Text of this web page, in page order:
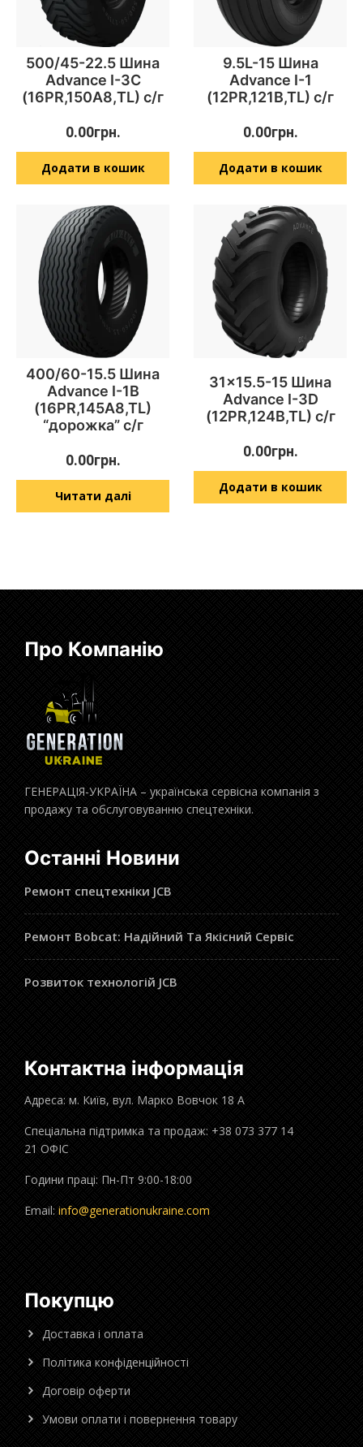
500/45-22.5 Шина
Advance I-3C
(16PR,150А8,TL) с/г
0.00грн.
Додати в кошик
9.5L-15 Шина
Advance I-1
(12PR,121B,TL) с/г
0.00грн.
Додати в кошик
400/60-15.5 Шина
Advance I-1B
(16PR,145A8,TL)
“дорожка” с/г
0.00грн.
Читати далі
31×15.5-15 Шина
Advance I-3D
(12PR,124B,TL) с/г
0.00грн.
Додати в кошик
Про Компанію
ГЕНЕРАЦІЯ-УКРАЇНА – українська сервісна компанія з
продажу та обслуговуванню спецтехніки.
Останні Новини
Ремонт спецтехніки JCB
Ремонт Bobcat: Надійний Та Якісний Сервіс
Розвиток технологій JCB
Контактна інформація
Адреса: м. Київ, вул. Марко Вовчок 18 А
Спеціальна підтримка та продаж: +38 073 377 14
21 ОФІС
Години праці: Пн-Пт 9:00-18:00
Email: info@generationukraine.com
Покупцю
Доставка і оплата
Політика конфіденційності
Договір оферти
Умови оплати і повернення товару